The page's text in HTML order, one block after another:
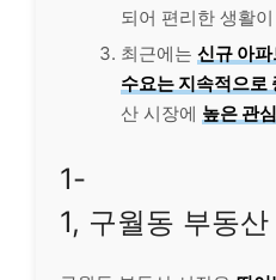
되어 편리한 생활
최근에는 신규 아
수요는 지속적으로
산 시장에 높은 관심
1-
1, 구월동 부동